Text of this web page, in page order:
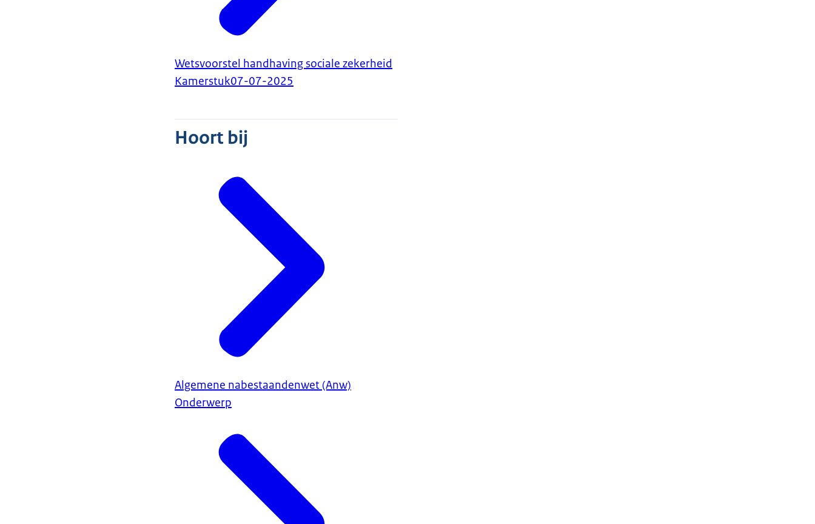
Wetsvoorstel handhaving sociale zekerheid
Kamerstuk07-07-2025
Hoort bij
Algemene nabestaandenwet (Anw)
Onderwerp